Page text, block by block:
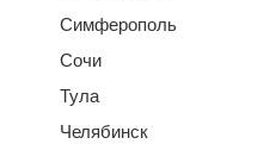
Симферополь
Сочи
Тула
Челябинск